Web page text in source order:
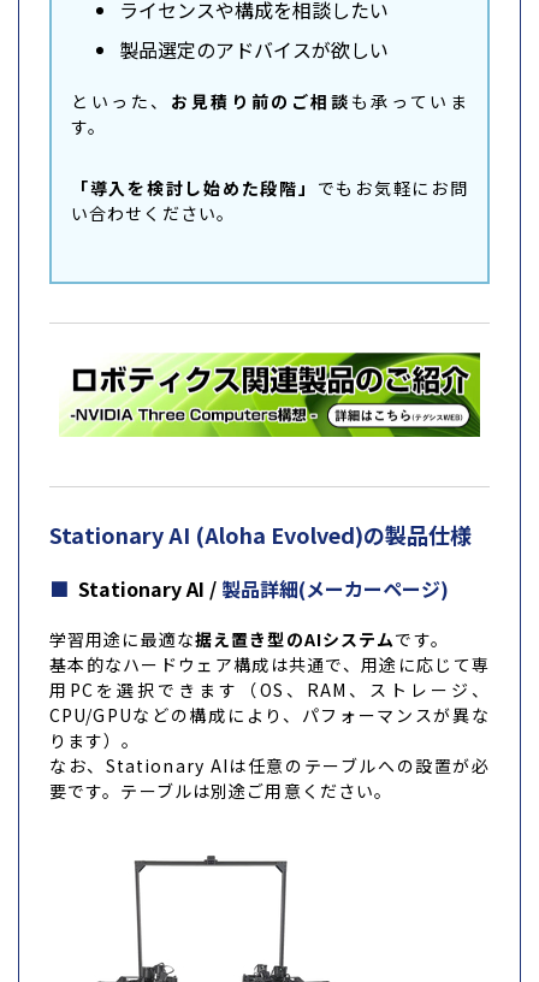
ライセンスや構成を相談したい
製品選定のアドバイスが欲しい
といった、 お見積り前のご相談 も承っていま
す。
「導入を検討し始めた段階」 でもお気軽にお問
い合わせください。
Stationary AI (Aloha Evolved)の製品仕様
Stationary AI / 製品詳細(メーカーページ)
学習用途に最適な据え置き型のAIシステムです。
基本的なハードウェア構成は共通で、用途に応じて専
用PCを選択できます（OS、RAM、ストレージ、
CPU/GPUなどの構成により、パフォーマンスが異な
ります）。
なお、Stationary AIは任意のテーブルへの設置が必
要です。テーブルは別途ご用意ください。